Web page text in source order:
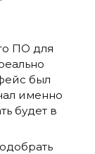
ПО для
был
именно
будет в